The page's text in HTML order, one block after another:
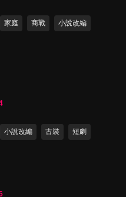
家庭 商戰 小說改編
小說改編 古裝 短劇